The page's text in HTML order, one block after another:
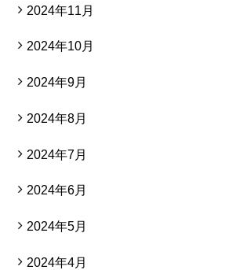
2024年11月
2024年10月
2024年9月
2024年8月
2024年7月
2024年6月
2024年5月
2024年4月